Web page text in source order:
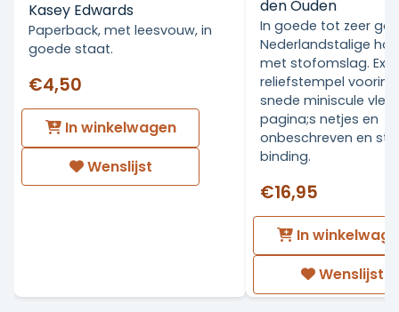
Kasey Edwards
Paperback, met leesvouw, in
goede staat.
€4,50
In winkelwagen
Wenslijst
den Ouden
In goede tot zeer
Nederlandstalige
met stofomslag. Ex
reliefstempel voorin.
snede miniscule
pagina;s netjes en
onbeschreven en
binding.
€16,95
In
Wenslijst